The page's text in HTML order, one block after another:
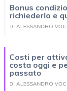
Bonus
richiederlo e
DI ALESSANDRO VOCI
Costi per
costa oggi e
passato
DI ALESSANDRO VOCI